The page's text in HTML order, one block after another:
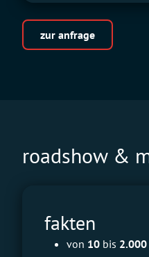
zur anfrage
roadshow &
fakten
von 10 bis 2.000